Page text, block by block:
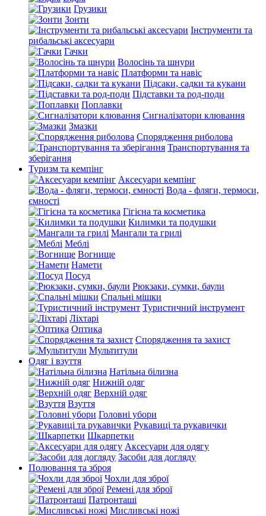
Грузики
Зонти
Інструменти та
рибальські аксесуари
Гачки
Волосінь та шнури
Платформи та навіс
Підсаки, садки та кукани
Підставки та род-поди
Поплавки
Сигналізатори клювання
Змазки
Спорядження риболова
Транспортування та
зберігання
Туризм та кемпінг
Аксесуари кемпінг
Вода - фляги, термоси,
ємності
Гігієна та косметика
Килимки та подушки
Мангали та грилі
Меблі
Вогнище
Намети
Посуд
Рюкзаки, сумки, баули
Спальні мішки
Туристичний інструмент
Ліхтарі
Оптика
Спорядження та захист
Мультитули
Одяг і взуття
Натільна білизна
Нижній одяг
Верхній одяг
Взуття
Головні убори
Рукавиці та рукавички
Шкарпетки
Аксесуари для одягу
Засоби для догляду
Полювання та зброя
Чохли для зброї
Ремені для зброї
Патронташі
Мисливські ножі